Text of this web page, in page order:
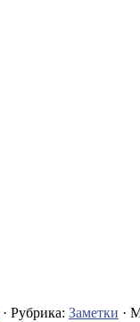
· Рубрика: Заметки ·